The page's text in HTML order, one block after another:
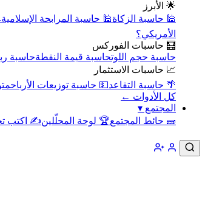
🌟 الأبرز
🕌 حاسبة الزكاة🕌 حاسبة المرابحة الإسلامية
الأمريكي؟
🧮 حاسبات الفوركس
حاسبة حجم اللوتحاسبة قيمة النقطةحاسبة
📈 حاسبات الاستثمار
🌴 حاسبة التقاعد💵 حاسبة توزيعات الأرباح
كل الأدوات ←
المجتمع ▾
🧱 حائط المجتمع🏆 لوحة المحلّلين✍️ اكتب